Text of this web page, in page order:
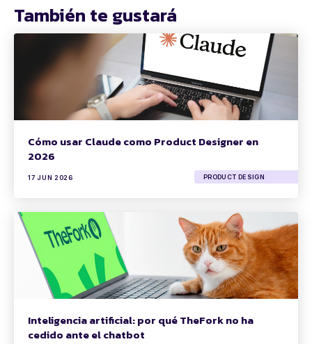
También te gustará
Cómo usar Claude como Product Designer en
2026
17 JUN 2026 PRODUCT DESIGN
Inteligencia artificial: por qué TheFork no ha
cedido ante el chatbot